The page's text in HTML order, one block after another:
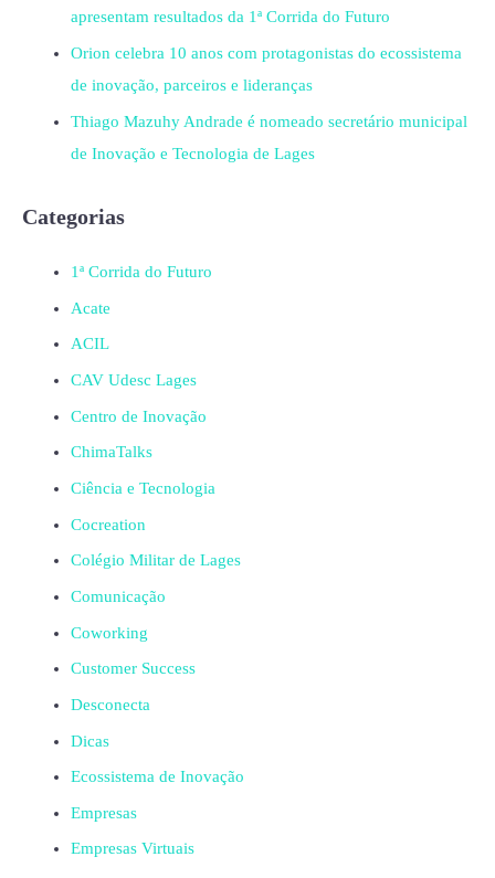
apresentam resultados da 1ª Corrida do Futuro
Orion celebra 10 anos com protagonistas do ecossistema
de inovação, parceiros e lideranças
Thiago Mazuhy Andrade é nomeado secretário municipal
de Inovação e Tecnologia de Lages
Categorias
1ª Corrida do Futuro
Acate
ACIL
CAV Udesc Lages
Centro de Inovação
ChimaTalks
Ciência e Tecnologia
Cocreation
Colégio Militar de Lages
Comunicação
Coworking
Customer Success
Desconecta
Dicas
Ecossistema de Inovação
Empresas
Empresas Virtuais